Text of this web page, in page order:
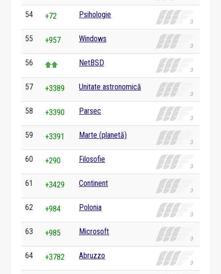
54 +72 Psihologie
55 +957 Windows
56 NetBSD
57 +3389 Unitate astronomică
58 +3390 Parsec
59 +3391 Marte (planetă)
60 +290 Filosofie
61 +3429 Continent
62 +984 Polonia
63 +985 Microsoft
64 +3782 Abruzzo